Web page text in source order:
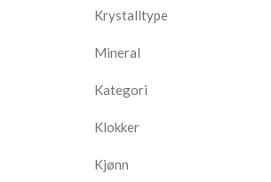
Krystalltype
Mineral
Kategori
Klokker
Kjønn